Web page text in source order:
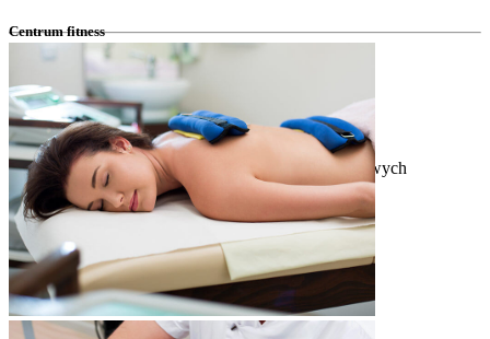
Centrum fitness
*w Valamar Diamant Hotelu za dopłatą
wielofunkcyjna sala ćwiczeń
urządzenia do treningów cardio i ćwiczeń siłowych